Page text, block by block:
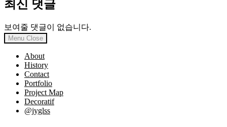
최신 댓글
보여줄 댓글이 없습니다.
Menu Close
About
History
Contact
Portfolio
Project Map
Decoratif
@jyglss